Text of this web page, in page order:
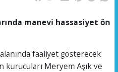
manevi hassasiyet ön
faaliyet gösterecek
kurucuları Meryem Aşık ve